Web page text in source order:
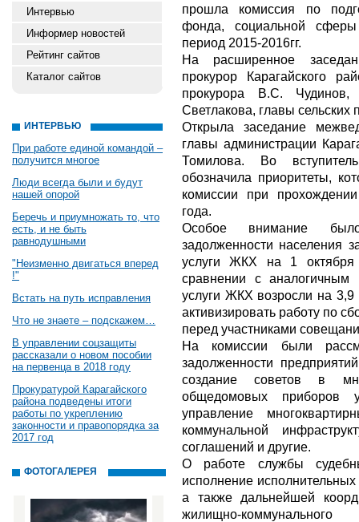
Интервью
Информер новостей
Рейтинг сайтов
Каталог сайтов
ИНТЕРВЬЮ
При работе единой командой –
получится многое
Люди всегда были и будут
нашей опорой
Беречь и приумножать то, что
есть, и не быть
равнодушными
"Неизменно двигаться вперед
!"
Встать на путь исправления
Что не знаете – подскажем…
В управлении соцзащиты
рассказали о новом пособии
на первенца в 2018 году
Прокуратурой Карагайского
района подведены итоги
работы по укреплению
законности и правопорядка за
2017 год
ФОТОГАЛЕРЕЯ
прошла комиссия по
фонда, социальной
период 2015-2016гг.
На расширенное
прокурор Карагайского
прокурора В.С.
Светлакова, главы сельских
Открыла заседание
главы администрации
Томилова. Во
обозначила приоритеты,
комиссии при
года.
Особое внимание
задолженности населения
услуги ЖКХ на 1
сравнении с
услуги ЖКХ возросли на
активизировать работу по
перед участниками
На комиссии были
задолженности
создание советов в
общедомовых приборов
управление
коммунальной
соглашений и другие.
О работе службы
исполнение
а также дальнейшей
жилищно-